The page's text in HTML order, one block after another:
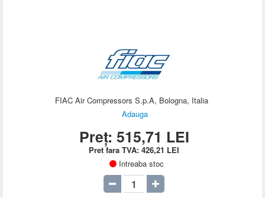
FIAC Air Compressors S.p.A, Bologna, Italia
Adauga
Preț: 515,71 LEI
Pret fara TVA:426,21 LEI
Intreaba stoc